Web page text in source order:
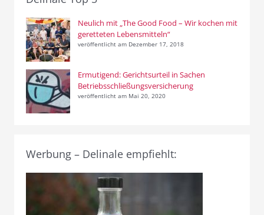
Neulich mit „The Good Food – Wir kochen mit
geretteten Lebensmitteln“
veröffentlicht am Dezember 17, 2018
Ermutigend: Gerichtsurteil in Sachen
Betriebsschließungsversicherung
veröffentlicht am Mai 20, 2020
Werbung – Delinale empfiehlt: